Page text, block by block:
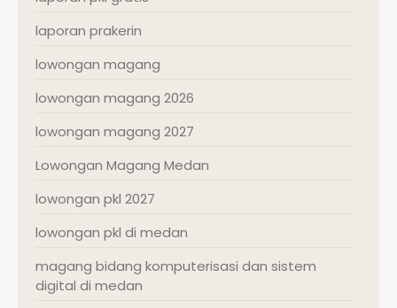
laporan prakerin
lowongan magang
lowongan magang 2026
lowongan magang 2027
Lowongan Magang Medan
lowongan pkl 2027
lowongan pkl di medan
magang bidang komputerisasi dan sistem
digital di medan